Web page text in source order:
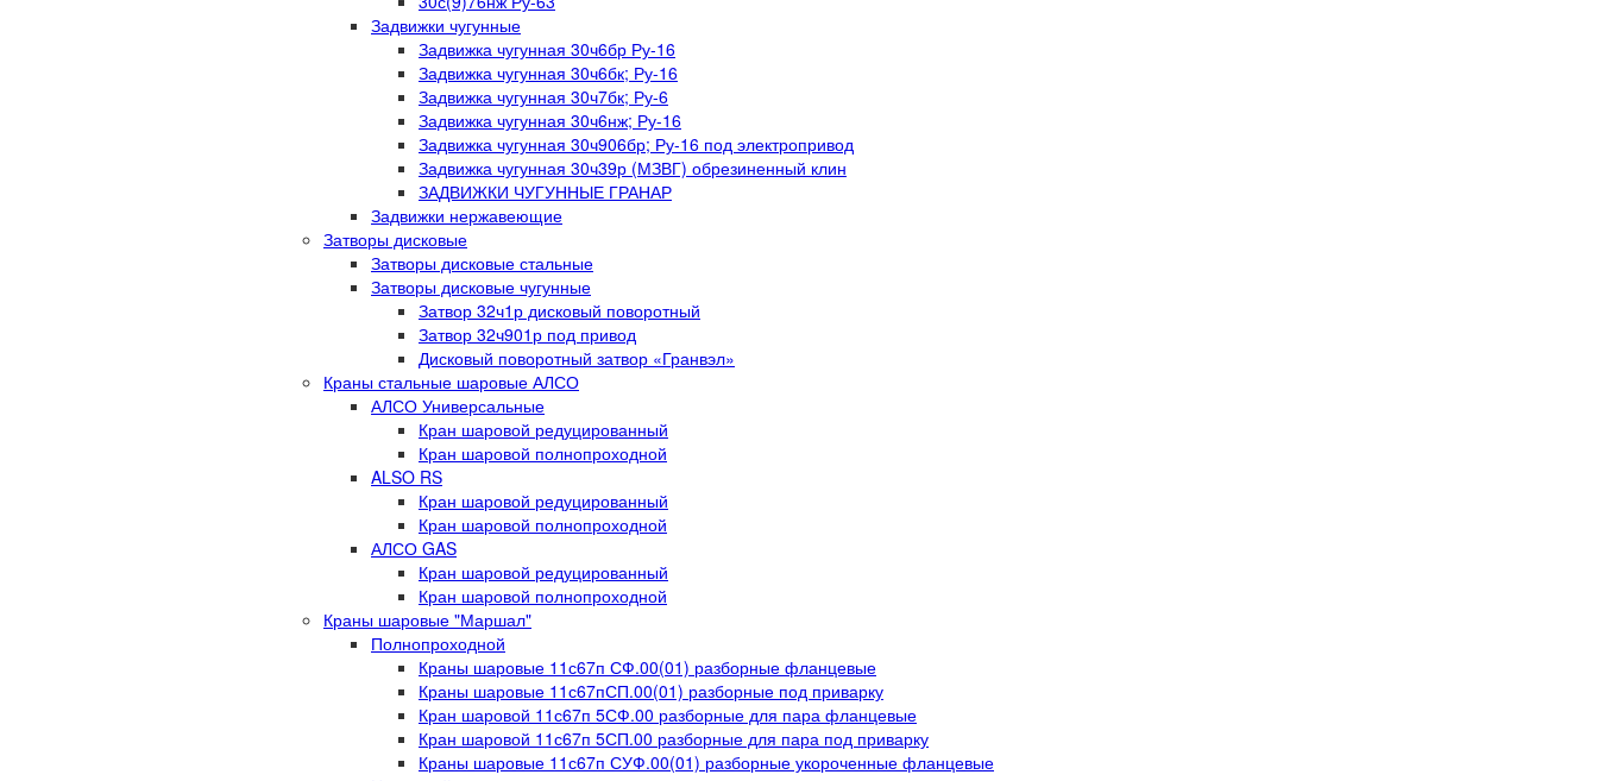
Задвижки чугунные
Задвижка чугунная 30ч6бр Ру-16
Задвижка чугунная 30ч6бк; Ру-16
Задвижка чугунная 30ч7бк; Ру-6
Задвижка чугунная 30ч6нж; Ру-16
Задвижка чугунная 30ч906бр; Ру-16 под электропривод
Задвижка чугунная 30ч39р (МЗВГ) обрезиненный клин
ЗАДВИЖКИ ЧУГУННЫЕ ГРАНАР
Задвижки нержавеющие
Затворы дисковые
Затворы дисковые стальные
Затворы дисковые чугунные
Затвор 32ч1р дисковый поворотный
Затвор 32ч901р под привод
Дисковый поворотный затвор «Гранвэл»
Краны стальные шаровые АЛСО
АЛСО Универсальные
Кран шаровой редуцированный
Кран шаровой полнопроходной
ALSO RS
Кран шаровой редуцированный
Кран шаровой полнопроходной
АЛСО GAS
Кран шаровой редуцированный
Кран шаровой полнопроходной
Краны шаровые "Маршал"
Полнопроходной
Краны шаровые 11с67п СФ.00(01) разборные фланцевые
Краны шаровые 11с67пСП.00(01) разборные под приварку
Кран шаровой 11с67п 5СФ.00 разборные для пара фланцевые
Кран шаровой 11с67п 5СП.00 разборные для пара под приварку
Краны шаровые 11с67п СУФ.00(01) разборные укороченные фланцевые